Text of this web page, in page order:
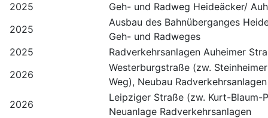
2025
Geh- und Radweg Heideäcker/
2025
Ausbau des Bahnüberganges
Geh- und Radweges
2025
Radverkehrsanlagen Auheimer
2026
Westerburgstraße (zw.
Weg), Neubau
2026
Leipziger Straße (zw. Kurt-Blaum-
Neuanlage Radverkehrsanlagen